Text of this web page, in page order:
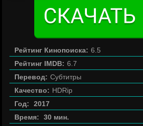
Рейтинг Кинопоиска: 6.5
Рейтинг IMDB: 6.7
Перевод: Субтитры
Качество: HDRip
Год:
2017
Время:
30 мин.